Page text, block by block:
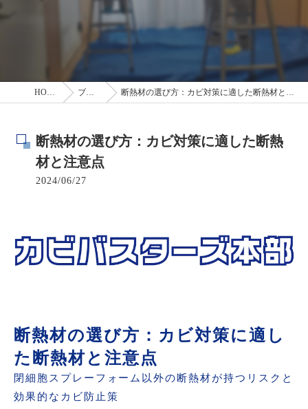
HOME ブログ 断熱材の選び方：カビ対策に適した断熱材と注意点
断熱材の選び方：カビ対策に適した断熱
材と注意点
2024/06/27
断熱材の選び方：カビ対策に適し
た断熱材と注意点
閉細胞スプレーフォーム以外の断熱材が持つリスクと
効果的なカビ防止策